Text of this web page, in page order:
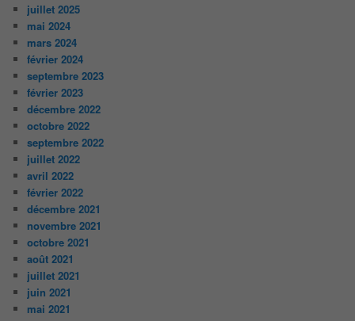
juillet 2025
mai 2024
mars 2024
février 2024
septembre 2023
février 2023
décembre 2022
octobre 2022
septembre 2022
juillet 2022
avril 2022
février 2022
décembre 2021
novembre 2021
octobre 2021
août 2021
juillet 2021
juin 2021
mai 2021